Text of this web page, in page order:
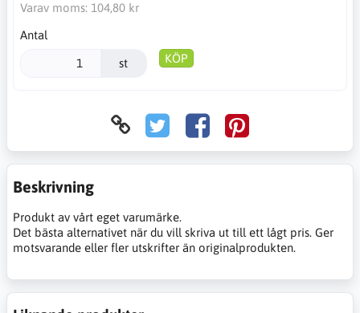
Varav moms: 104,80 kr
Antal
st KÖP
Beskrivning
Produkt av vårt eget varumärke.
Det bästa alternativet när du vill skriva ut till ett lågt pris. Ger
motsvarande eller fler utskrifter än originalprodukten.